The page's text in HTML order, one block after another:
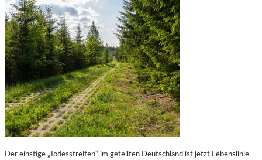
Der einstige „Todesstreifen“ im geteilten Deutschland ist jetzt Lebenslinie